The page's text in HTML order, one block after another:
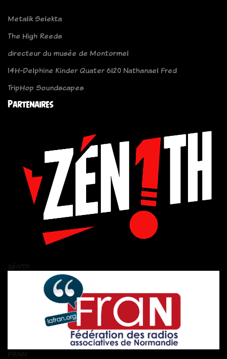
Metalik Selekta
The High Reeds
directeur du musée de Montormel
14H-Delphine Kinder Quater 6l20 Nathanael Fred
TripHop Soundscapes
Partenaires